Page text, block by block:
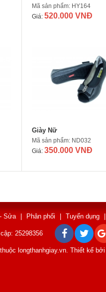
Mã sản phẩm: HY164
Giá: 520.000 VNĐ
Giày Nữ
Mã sản phẩm: ND032
Giá: 350.000 VNĐ
Sửa | Phân phối | Tuyển dụng |
25298356
longthanhgiay.vn. Thiết kế bởi